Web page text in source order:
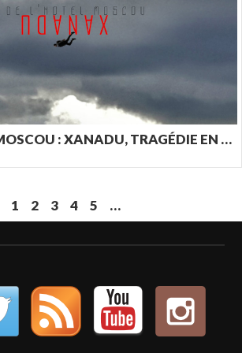
LK DE L’HOTEL MOSCOU : XANADU, TRAGÉDIE EN 4 ACTES
1 2 34 5 …